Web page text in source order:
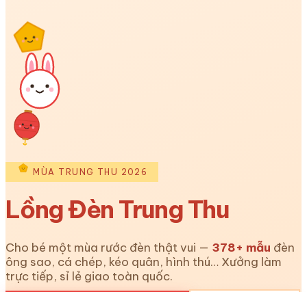
MÙA TRUNG THU 2026
Lồng Đèn Trung Thu
Cho bé một mùa rước đèn thật vui — 378+ mẫu đèn
ông sao, cá chép, kéo quân, hình thú… Xưởng làm
trực tiếp, sỉ lẻ giao toàn quốc.